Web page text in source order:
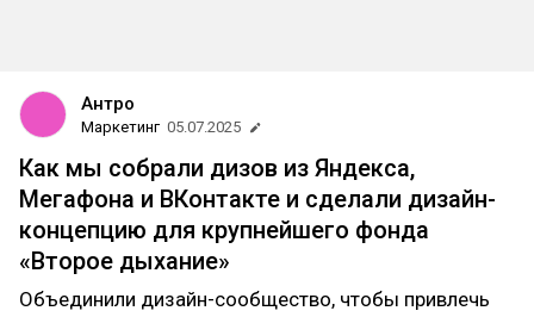
Антро
Маркетинг 05.07.2025
Как мы собрали дизов из Яндекса,
Мегафона и ВКонтакте и сделали дизайн-
концепцию для крупнейшего фонда
«Второе дыхание»
Объединили дизайн-сообщество, чтобы привлечь